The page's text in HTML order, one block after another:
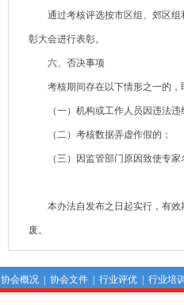
通过考核评选按市区组、郊区组
彰大会进行表彰。
六、否决事项
考核期间存在以下情形之一的，
（一）机构或工作人员因违法违
（二）考核数据弄虚作假的；
（三）因监管部门原因致使专家
本办法自发布之日起实行，有效
废。
协会概况| 协会文件| 行业评优| 行业培